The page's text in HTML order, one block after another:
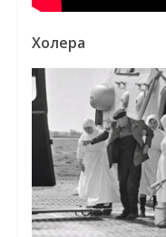
Холера